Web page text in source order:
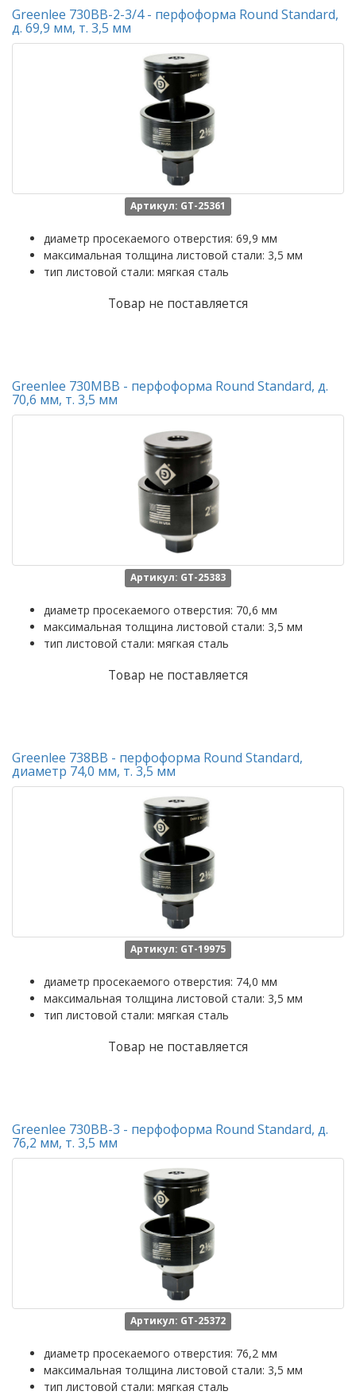
Greenlee 730BB-2-3/4 - перфоформа Round Standard,
д. 69,9 мм, т. 3,5 мм
Артикул: GT-25361
диаметр просекаемого отверстия: 69,9 мм
максимальная толщина листовой стали: 3,5 мм
тип листовой стали: мягкая сталь
Товар не поставляется
Greenlee 730MBB - перфоформа Round Standard, д.
70,6 мм, т. 3,5 мм
Артикул: GT-25383
диаметр просекаемого отверстия: 70,6 мм
максимальная толщина листовой стали: 3,5 мм
тип листовой стали: мягкая сталь
Товар не поставляется
Greenlee 738BB - перфоформа Round Standard,
диаметр 74,0 мм, т. 3,5 мм
Артикул: GT-19975
диаметр просекаемого отверстия: 74,0 мм
максимальная толщина листовой стали: 3,5 мм
тип листовой стали: мягкая сталь
Товар не поставляется
Greenlee 730BB-3 - перфоформа Round Standard, д.
76,2 мм, т. 3,5 мм
Артикул: GT-25372
диаметр просекаемого отверстия: 76,2 мм
максимальная толщина листовой стали: 3,5 мм
тип листовой стали: мягкая сталь